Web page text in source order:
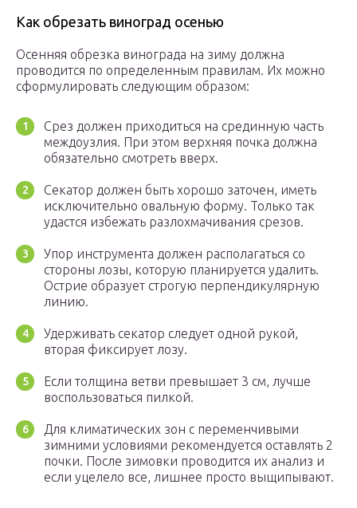
Как обрезать виноград осенью
Осенняя обрезка винограда на зиму должна
проводится по определенным правилам. Их можно
сформулировать следующим образом:
Срез должен приходиться на срединную часть
междоузлия. При этом верхняя почка должна
обязательно смотреть вверх.
Секатор должен быть хорошо заточен, иметь
исключительно овальную форму. Только так
удастся избежать разлохмачивания срезов.
Упор инструмента должен располагаться со
стороны лозы, которую планируется удалить.
Острие образует строгую перпендикулярную
линию.
Удерживать секатор следует одной рукой,
вторая фиксирует лозу.
Если толщина ветви превышает 3 см, лучше
воспользоваться пилкой.
Для климатических зон с переменчивыми
зимними условиями рекомендуется оставлять 2
почки. После зимовки проводится их анализ и
если уцелело все, лишнее просто выщипывают.